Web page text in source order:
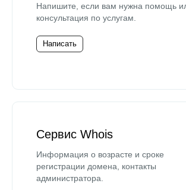
Напишите, если вам нужна помощь
консультация по услугам.
Написать
Сервис Whois
Информация о возрасте и сроке
регистрации домена, контакты
администратора.